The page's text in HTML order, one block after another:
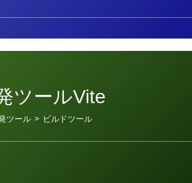
ツールVite
ツール > ビルドツール